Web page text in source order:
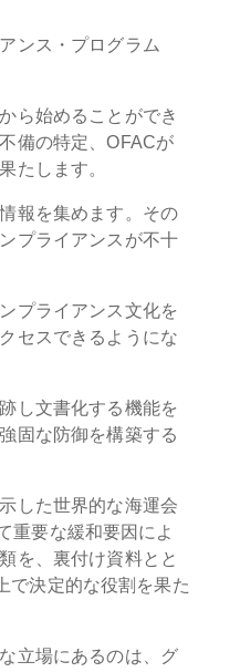
ンス・プログラム
ら始めることができ
備の特定、OFACが
たします。
報を集めます。その
プライアンスが不十
プライアンス文化を
セスできるようにな
し文書化する機能を
固な防御を構築する
した世界的な海運会
重要な緩和要因によ
を、裏付け資料とと
で決定的な役割を果た
立場にあるのは、グ